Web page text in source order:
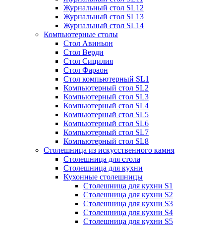
Журнальный стол SL12
Журнальный стол SL13
Журнальный стол SL14
Компьютерные столы
Стол Авиньон
Стол Верди
Стол Сицилия
Стол Фараон
Стол компьютерный SL1
Компьютерный стол SL2
Компьютерный стол SL3
Компьютерный стол SL4
Компьютерный стол SL5
Компьютерный стол SL6
Компьютерный стол SL7
Компьютерный стол SL8
Столешница из искусственного камня
Столешница для стола
Столешница для кухни
Кухонные столешницы
Столешница для кухни S1
Столешница для кухни S2
Столешница для кухни S3
Столешница для кухни S4
Столешница для кухни S5